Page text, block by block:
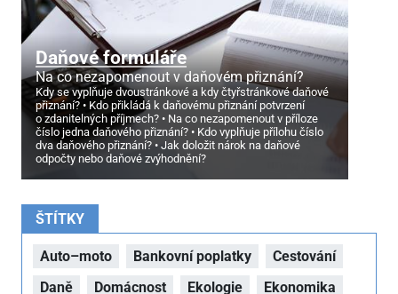
Daňové formuláře
Na co nezapomenout v daňovém přiznání?
Kdy se vyplňuje dvoustránkové a kdy čtyřstránkové daňové
přiznání?
Kdo přikládá k daňovému přiznání potvrzení
o zdanitelných příjmech?
Na co nezapomenout v příloze
číslo jedna daňového přiznání?
Kdo vyplňuje přílohu číslo
dva daňového přiznání?
Jak doložit nárok na daňové
odpočty nebo daňové zvýhodnění?
ŠTÍTKY
Auto–moto Bankovní poplatky
Cestování
Daně
Domácnost Ekologie
Ekonomika